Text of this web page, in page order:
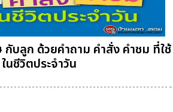
บลูก ด้วยคำถาม คำสั่ง คำชม ที่ใช้
ในชีวิตประจำวัน